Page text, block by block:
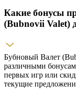
Какие бонусы
(Bubnovii Valet)
Бубновый Валет
различными
первых игр или
текущие